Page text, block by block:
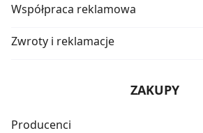
Współpraca reklamowa
Zwroty i reklamacje
ZAKUPY
Producenci